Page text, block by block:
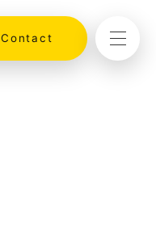
Contact